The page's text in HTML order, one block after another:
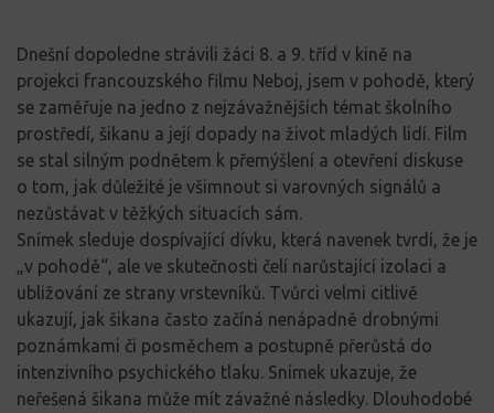
Dnešní dopoledne strávili žáci 8. a 9. tříd v kině na
projekci francouzského filmu Neboj, jsem v pohodě , který
se zaměřuje na jedno z nejzávažnějších témat školního
prostředí, šikanu a její dopady na život mladých lidí. Film
se stal silným podnětem k přemýšlení a otevření diskuse
o tom, jak důležité je všimnout si varovných signálů a
nezůstávat v těžkých situacích sám.
Snímek sleduje dospívající dívku, která navenek tvrdí, že je
„v pohodě“, ale ve skutečnosti čelí narůstající izolaci a
ubližování ze strany vrstevníků. Tvůrci velmi citlivě
ukazují, jak šikana často začíná nenápadně drobnými
poznámkami či posměchem a postupně přerůstá do
intenzivního psychického tlaku. Snímek ukazuje, že
neřešená šikana může mít závažné následky. Dlouhodobé